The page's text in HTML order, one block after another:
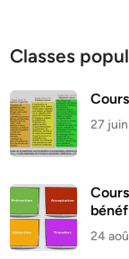
Classes
27
24